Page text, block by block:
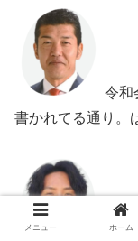
令和
書かれてる通り。
メニュー ホーム